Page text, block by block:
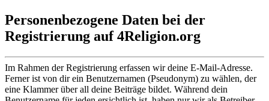
Personenbezogene Daten bei der
Registrierung auf 4Religion.org
Im Rahmen der Registrierung erfassen wir deine E-Mail-Adresse.
Ferner ist von dir ein Benutzernamen (Pseudonym) zu wählen, der
eine Klammer über all deine Beiträge bildet. Während dein